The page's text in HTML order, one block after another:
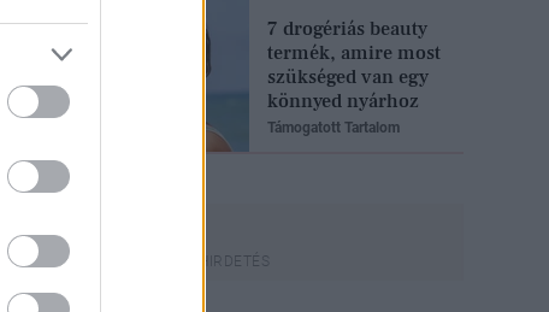
7 drogériás beauty
termék, amire most
szükséged van egy
könnyed nyárhoz
Támogatott Tartalom